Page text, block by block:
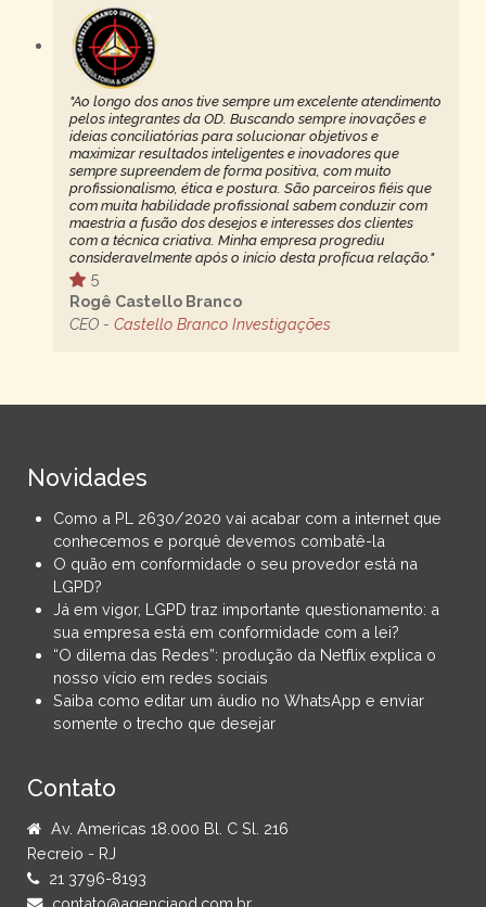
"Ao longo dos anos tive sempre um excelente atendimento
pelos integrantes da OD. Buscando sempre inovações e
ideias conciliatórias para solucionar objetivos e
maximizar resultados inteligentes e inovadores que
sempre supreendem de forma positiva, com muito
profissionalismo, ética e postura. São parceiros fiéis que
com muita habilidade profissional sabem conduzir com
maestria a fusão dos desejos e interesses dos clientes
com a técnica criativa. Minha empresa progrediu
consideravelmente após o início desta profícua relação."
5
Rogê Castello Branco
CEO - Castello Branco Investigações
Novidades
Como a PL 2630/2020 vai acabar com a internet que
conhecemos e porquê devemos combatê-la
O quão em conformidade o seu provedor está na
LGPD?
Já em vigor, LGPD traz importante questionamento: a
sua empresa está em conformidade com a lei?
“O dilema das Redes”: produção da Netflix explica o
nosso vício em redes sociais
Saiba como editar um áudio no WhatsApp e enviar
somente o trecho que desejar
Contato
Av. Americas 18.000 Bl. C Sl. 216
Recreio - RJ
21 3796-8193